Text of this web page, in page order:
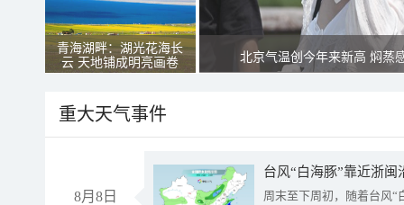
青海湖畔：湖光花海长
云 天地铺成明亮画卷
北京气温创今年来新高 焖蒸
重大天气事件
8月8日
台风“白海豚”靠近浙
周末至下周初，随着台风“